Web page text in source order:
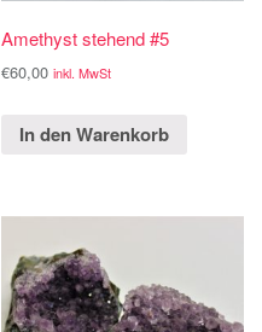
Amethyst stehend #5
€60,00 inkl. MwSt
In den Warenkorb